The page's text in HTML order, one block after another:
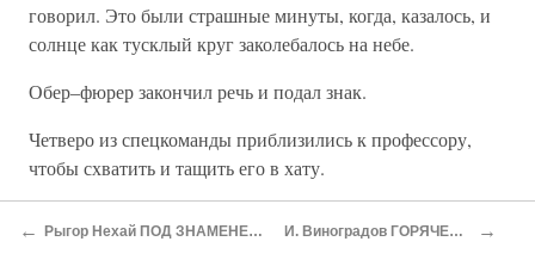
говорил. Это были страшные минуты, когда, казалось, и
солнце как тусклый круг заколебалось на небе.
Обер–фюрер закончил речь и подал знак.
Четверо из спецкоманды приблизились к профессору,
чтобы схватить и тащить его в хату.
← Рыгор Нехай ПОД ЗНАМЕНЕМ ОКТЯБРЯ И. Виноградов ГОРЯЧЕЕ СЕРДЦЕ →